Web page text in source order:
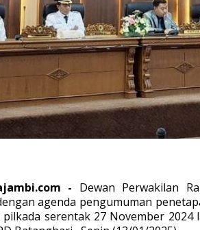
- Dewan Perwakilan
agenda pengumuman
serentak 27 November